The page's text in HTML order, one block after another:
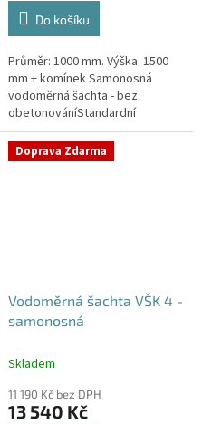
Do košíku
Průměr: 1000 mm. Výška: 1500
mm + komínek Samonosná
vodoměrná šachta - bez
obetonováníStandardní
prostupy šachty DN32 (jiné na
přání) Český výrobek! Pro
případné dotazy, či...
Doprava Zdarma
Vodoměrná šachta VŠK 4 -
samonosná
Skladem
11 190 Kč bez DPH
13 540 Kč